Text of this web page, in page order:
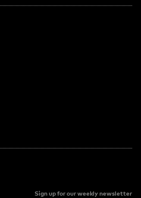
Sign up for our weekly newsletter